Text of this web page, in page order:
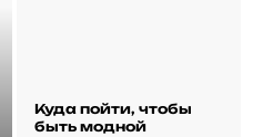
Куда пойти, чтобы
быть модной